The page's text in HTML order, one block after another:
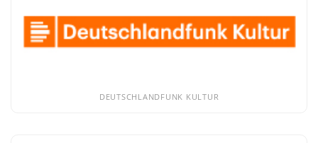
DEUTSCHLANDFUNK KULTUR